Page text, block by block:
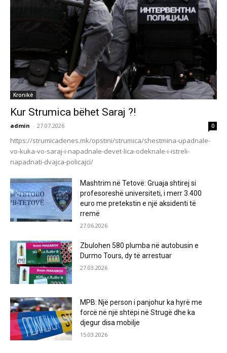
Kronikë
Kur Strumica bëhet Saraj ?!
admin - 27.07.2026 0
https://strumicadenes.mk/opstini/strumica/shestmina-upadnale-
vo-kuka-vo-saraj-i-napadnale-devet-lica-odeknale-i-istreli-
napadnati-dvajca-policajci/
Mashtrim në Tetovë: Gruaja shtirej si
profesoreshë universiteti, i merr 3.400
euro me pretekstin e një aksidenti të
rremë
27.06.2026
Zbulohen 580 plumba në autobusin e
Durmo Tours, dy të arrestuar
27.03.2026
MPB: Një person i panjohur ka hyrë me
forcë në një shtëpi në Strugë dhe ka
djegur disa mobilje
15.03.2026